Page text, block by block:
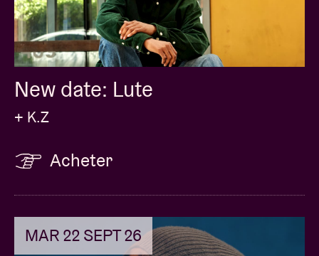
New date: Lute
+ K.Z
Acheter
MAR 22 SEPT 26